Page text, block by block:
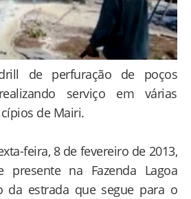
de perfuração de poços
serviço em várias
de Mairi.
feira, 8 de fevereiro de 2013,
presente na Fazenda Lagoa
da estrada que segue para o